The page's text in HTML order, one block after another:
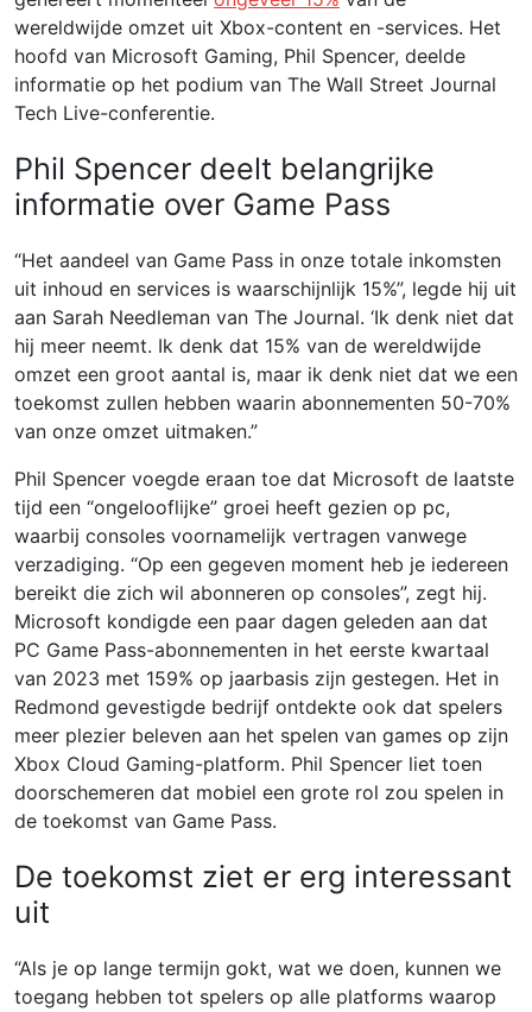
wereldwijde omzet uit Xbox-content en -services. Het
hoofd van Microsoft Gaming, Phil Spencer, deelde
informatie op het podium van The Wall Street Journal
Tech Live-conferentie.
Phil Spencer deelt belangrijke
informatie over Game Pass
“Het aandeel van Game Pass in onze totale inkomsten
uit inhoud en services is waarschijnlijk 15%”, legde hij uit
aan Sarah Needleman van The Journal. ‘Ik denk niet dat
hij meer neemt. Ik denk dat 15% van de wereldwijde
omzet een groot aantal is, maar ik denk niet dat we een
toekomst zullen hebben waarin abonnementen 50-70%
van onze omzet uitmaken.”
Phil Spencer voegde eraan toe dat Microsoft de laatste
tijd een “ongelooflijke” groei heeft gezien op pc,
waarbij consoles voornamelijk vertragen vanwege
verzadiging. “Op een gegeven moment heb je iedereen
bereikt die zich wil abonneren op consoles”, zegt hij.
Microsoft kondigde een paar dagen geleden aan dat
PC Game Pass-abonnementen in het eerste kwartaal
van 2023 met 159% op jaarbasis zijn gestegen. Het in
Redmond gevestigde bedrijf ontdekte ook dat spelers
meer plezier beleven aan het spelen van games op zijn
Xbox Cloud Gaming-platform. Phil Spencer liet toen
doorschemeren dat mobiel een grote rol zou spelen in
de toekomst van Game Pass.
De toekomst ziet er erg interessant
uit
“Als je op lange termijn gokt, wat we doen, kunnen we
toegang hebben tot spelers op alle platforms waarop